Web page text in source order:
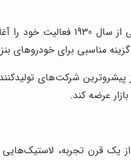
کمپانی بزرگ لاستیک‌سازی بریجستون، به عنوان بزرگترین
مناسبی برای خودروهای
شرکت‌های
عرضه کند.
قرن تجربه، لاستیک‌هایی